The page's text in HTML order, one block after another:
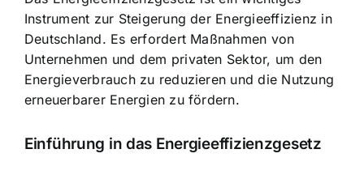
Instrument zur Steigerung der Energieeffizienz in
Deutschland. Es erfordert Maßnahmen von
Unternehmen und dem privaten Sektor, um den
Energieverbrauch zu reduzieren und die Nutzung
erneuerbarer Energien zu fördern.
Einführung in das Energieeffizienzgesetz